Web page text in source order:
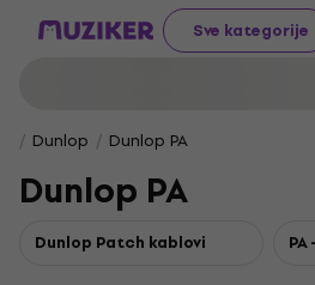
Sve kategorije
Dunlop Dunlop PA
Dunlop PA
Dunlop Patch kablovi PA